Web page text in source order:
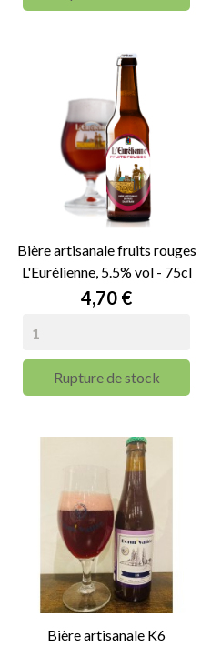
Bière artisanale fruits rouges
L'Eurélienne, 5.5% vol - 75cl
Prix
4,70 €
Rupture de stock
Bière artisanale K6